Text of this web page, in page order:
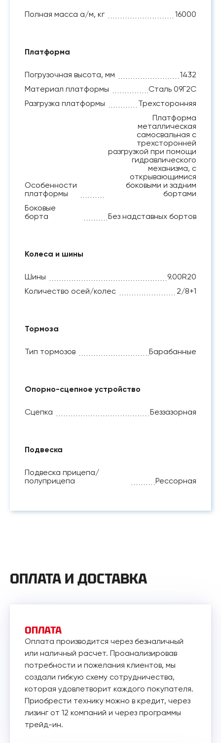
Полная масса а/м, кг 16000
Платформа
Погрузочная высота, мм
1432
Материал платформы
Сталь 09Г2С
Разгрузка платформы
Трехсторонняя
Особенности
платформы
Платформа
металлическая
самосвальная с
трехсторонней
разгрузкой при помощи
гидравлического
механизма, с
открывающимися
боковыми и задним
бортами
Боковые
борта
Без надставных бортов
Колеса и шины
Шины
9.00R20
Количество осей/колес
2/8+1
Тормоза
Тип тормозов Барабанные
Опорно-сцепное устройство
Сцепка Беззазорная
Подвеска
Подвеска прицепа/
полуприцепа
Рессорная
ОПЛАТА И ДОСТАВКА
ОПЛАТА
Оплата производится через безналичный
или наличный расчет. Проанализировав
потребности и пожелания клиентов, мы
создали гибкую схему сотрудничества,
которая удовлетворит каждого покупателя.
Приобрести технику можно в кредит, через
лизинг от 12 компаний и через программы
трейд-ин.